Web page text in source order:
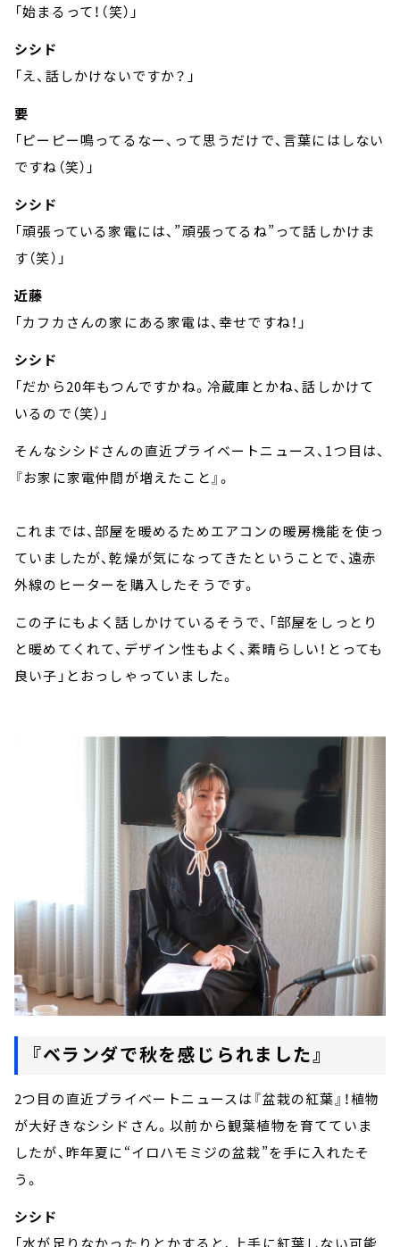
「始まるって！（笑）」
シシド
「え、話しかけないですか？」
要
「ピーピー鳴ってるなー、って思うだけで、言葉にはしない
ですね（笑）」
シシド
「頑張っている家電には、”頑張ってるね”って話しかけま
す（笑）」
近藤
「カフカさんの家にある家電は、幸せですね！」
シシド
「だから20年もつんですかね。冷蔵庫とかね、話しかけて
いるので（笑）」
そんなシシドさんの直近プライベートニュース、1つ目は、
『お家に家電仲間が増えたこと』。
これまでは、部屋を暖めるためエアコンの暖房機能を使っ
ていましたが、乾燥が気になってきたということで、遠赤
外線のヒーターを購入したそうです。
この子にもよく話しかけているそうで、「部屋をしっとり
と暖めてくれて、デザイン性もよく、素晴らしい！とっても
良い子」とおっしゃっていました。
『ベランダで秋を感じられました』
2つ目の直近プライベートニュースは『盆栽の紅葉』！植物
が大好きなシシドさん。以前から観葉植物を育てていま
したが、昨年夏に“イロハモミジの盆栽”を手に入れたそ
う。
シシド
「水が足りなかったりとかすると、上手に紅葉しない可能